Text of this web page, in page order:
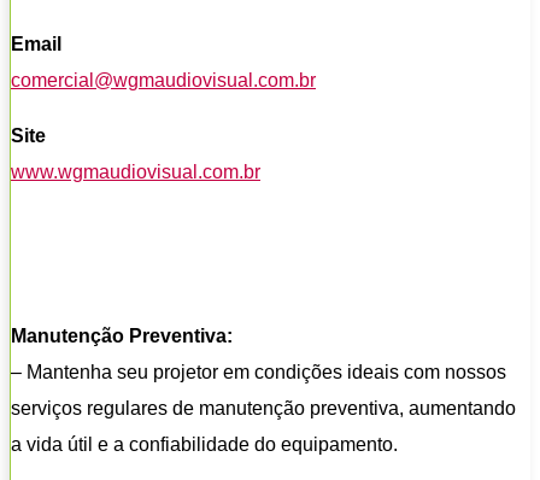
Email
comercial@wgmaudiovisual.com.br
Site
www.wgmaudiovisual.com.br
Manutenção Preventiva:
– Mantenha seu projetor em condições ideais com nossos
serviços regulares de manutenção preventiva, aumentando
a vida útil e a confiabilidade do equipamento.